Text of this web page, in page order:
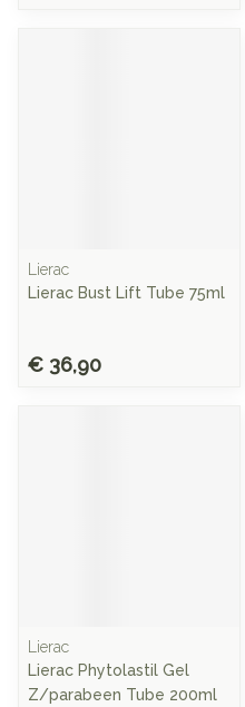
Lierac
Lierac Bust Lift Tube 75ml
€ 36,90
Lierac
Lierac Phytolastil Gel
Z/parabeen Tube 200ml